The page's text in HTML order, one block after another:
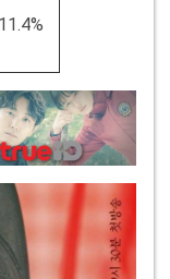
11.4%